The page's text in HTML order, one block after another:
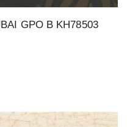
GPO B KH78503